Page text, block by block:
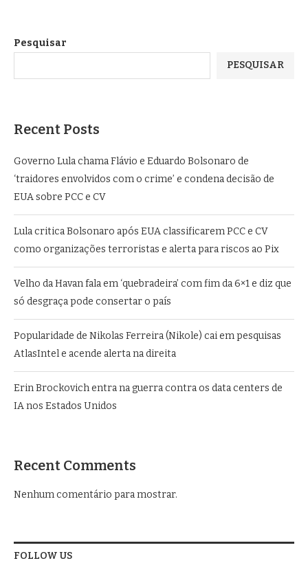
Pesquisar
PESQUISAR
Recent Posts
Governo Lula chama Flávio e Eduardo Bolsonaro de
‘traidores envolvidos com o crime’ e condena decisão de
EUA sobre PCC e CV
Lula critica Bolsonaro após EUA classificarem PCC e CV
como organizações terroristas e alerta para riscos ao Pix
Velho da Havan fala em ‘quebradeira’ com fim da 6×1 e diz que
só desgraça pode consertar o país
Popularidade de Nikolas Ferreira (Nikole) cai em pesquisas
AtlasIntel e acende alerta na direita
Erin Brockovich entra na guerra contra os data centers de
IA nos Estados Unidos
Recent Comments
Nenhum comentário para mostrar.
FOLLOW US